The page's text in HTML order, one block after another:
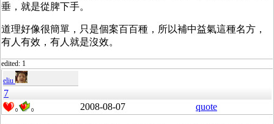
垂，就是從脾下手。
道理好像很簡單，只是個案百百種，所以補中益氣這種名方，
有人有效，有人就是沒效。
edited: 1
eliu
7
0 0 2008-08-07 quote